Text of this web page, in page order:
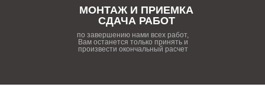
МОНТАЖ И ПРИЕМКА
СДАЧА РАБОТ
по завершению нами всех работ,
Вам останется только принять и
произвести окончальный расчет